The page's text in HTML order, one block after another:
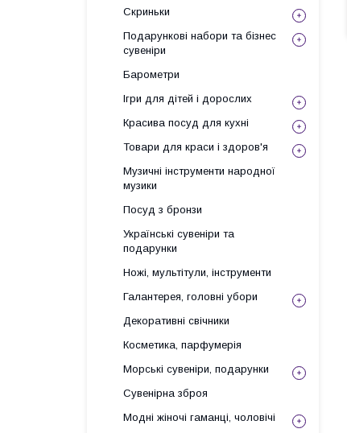
Скриньки
Подарункові набори та бізнес
сувеніри
Барометри
Ігри для дітей і дорослих
Красива посуд для кухні
Товари для краси і здоров'я
Музичні інструменти народної
музики
Посуд з бронзи
Українські сувеніри та
подарунки
Ножі, мультітули, інструменти
Галантерея, головні убори
Декоративні свічники
Косметика, парфумерія
Морські сувеніри, подарунки
Сувенірна зброя
Модні жіночі гаманці, чоловічі